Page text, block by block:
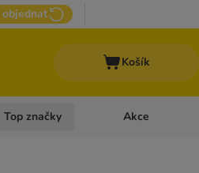
objednat
Košík
menu: Ostatní zvířata
Top značky Otevřít menu:
Akce